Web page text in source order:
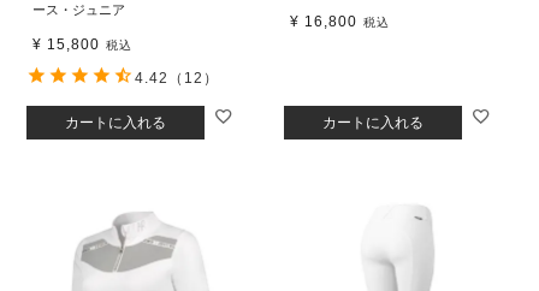
ース・ジュニア
¥ 15,800 税込
カートに入れる
4.42 （12）
¥ 16,800 税込
カートに入れる